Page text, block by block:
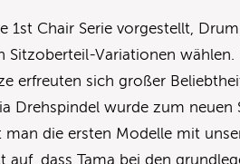
1st Chair Serie vorgestellt,
Sitzoberteil-Variationen
erfreuten sich großer
Drehspindel wurde zum neuen
man die ersten Modelle mit
auf, dass Tama bei den